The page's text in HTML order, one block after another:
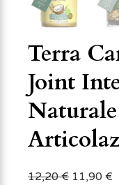
Terra
Joint
12,20€ 11,90 €